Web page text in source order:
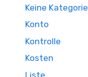
Keine Kategorie
Konto
Kontrolle
Kosten
Liste